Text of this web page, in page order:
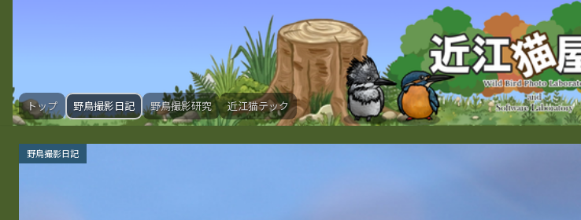
トップ 野鳥撮影日記 野鳥撮影研究 近江猫テック
野鳥撮影日記